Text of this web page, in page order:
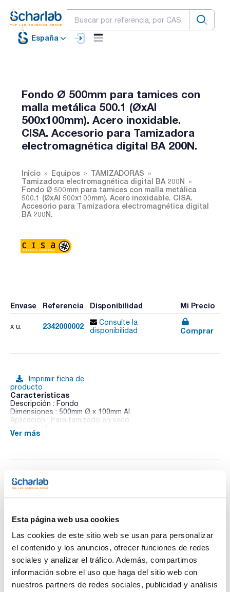
Esta página web usa cookies
Las cookies de este sitio web se usan para personalizar
el contenido y los anuncios, ofrecer funciones de redes
sociales y analizar el tráfico. Además, compartimos
información sobre el uso que haga del sitio web con
nuestros partners de redes sociales, publicidad y análisis
España
Fondo Ø 500mm para tamices con
malla metálica 500.1 (ØxAl
500x100mm). Acero inoxidable.
CISA. Accesorio para Tamizadora
electromagnética digital BA 200N.
Inicio Equipos
TAMIZADORAS
Tamizadora electromagnética digital BA 200N
Fondo Ø 500mm para tamices con malla metálica
500.1 (ØxAl 500x100mm). Acero inoxidable. CISA.
Accesorio para Tamizadora electromagnética digital
BA 200N.
Envase Referencia Disponibilidad Mi Precio
x u. 2342000002
Consulte la
disponibilidad
Comprar
Imprimir ficha de
producto
Características
Descripción : Fondo
Dimensiones : 500mm Ø x 100mm Al.
Aplicación : Para tamizado en seco
- Tecnología de última generación con tamizado intermitente
press'
- Recomendada para materiales de densidad >0,8 g/cm3
- Amplitud de vibración regulable hasta 2mm
- Dimensiones 400x310x95mm (sin tamices)
- Peso neto: 27kg
Ver más
Documentación técnica
Regístrate para
SDS/ Hoja de seguridad
Regístrate para
descargas